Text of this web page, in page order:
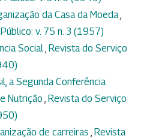
da Casa da Moeda,
v. 75 n. 3 (1957)
Social, Revista do Serviço
a Segunda Conferência
Nutrição , Revista do Serviço
de carreiras , Revista